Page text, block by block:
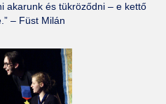
akarunk és tükröződni – e kettő
– Füst Milán